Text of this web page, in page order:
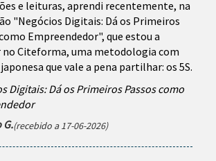
e leituras, aprendi recentemente, na
"Negócios Digitais: Dá os Primeiros
Empreendedor", que estou a
no Citeforma, uma metodologia com
que vale a pena partilhar: os 5S.
Digitais: Dá os Primeiros Passos como
(recebido a 17-06-2026)